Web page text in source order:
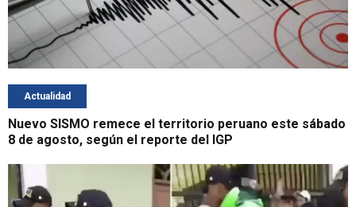
Actualidad
Nuevo SISMO remece el territorio peruano este sábado
8 de agosto, según el reporte del IGP